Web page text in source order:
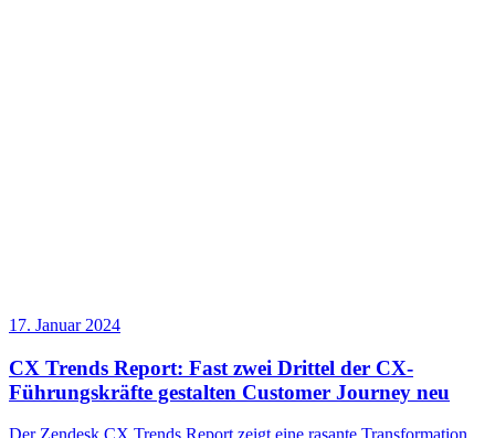
17. Januar 2024
CX Trends Report: Fast zwei Drittel der CX-
Führungskräfte gestalten Customer Journey neu